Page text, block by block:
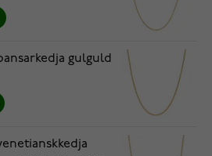
gulguld